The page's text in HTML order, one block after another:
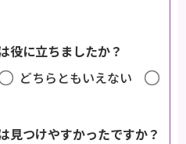
役に立ちましたか？
どちらともいえない
見つけやすかったですか？